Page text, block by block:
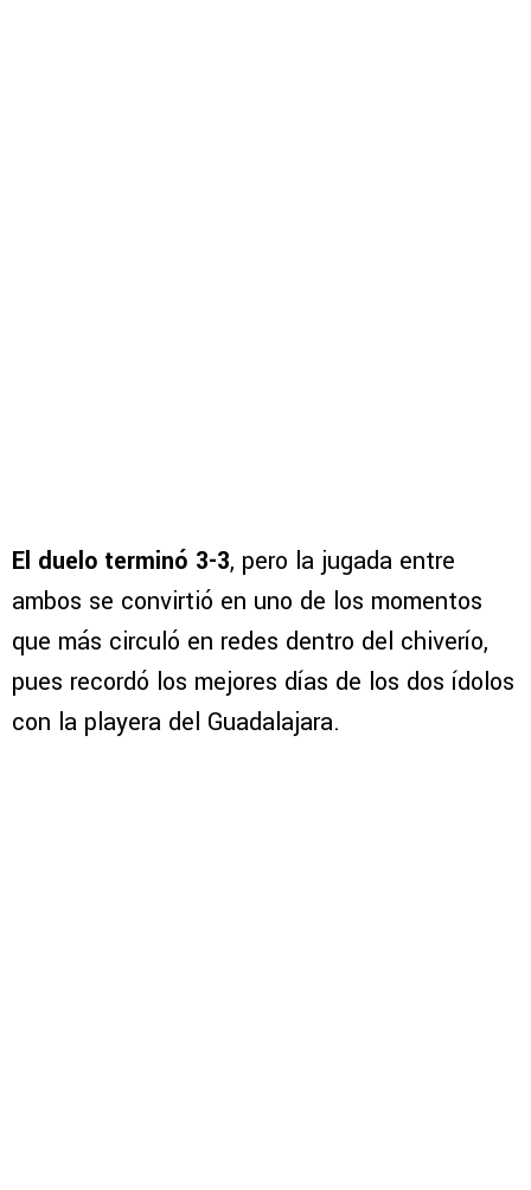
El duelo terminó 3-3, pero la jugada entre
ambos se convirtió en uno de los momentos
que más circuló en redes dentro del chiverío,
pues recordó los mejores días de los dos ídolos
con la playera del Guadalajara.